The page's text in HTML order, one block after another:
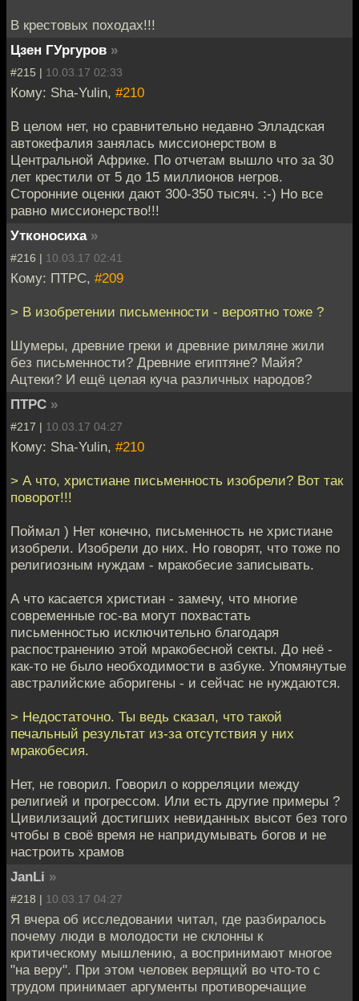
В крестовых походах!!!
Цзен ГУргуров »
#215 | 10.03.17 02:33
Кому: Sha-Yulin, #210
В целом нет, но сравнительно недавно Элладская
автокефалия занялась миссионерством в
Центральной Африке. По отчетам вышло что за 30
лет крестили от 5 до 15 миллионов негров.
Сторонние оценки дают 300-350 тысяч. :-) Но все
равно миссионерство!!!
Утконосиха »
#216 | 10.03.17 02:41
Кому: ПТРС, #209
> В изобретении письменности - вероятно тоже ?
Шумеры, древние греки и древние римляне жили
без письменности? Древние египтяне? Майя?
Ацтеки? И ещё целая куча различных народов?
ПТРС »
#217 | 10.03.17 04:27
Кому: Sha-Yulin, #210
> А что, христиане письменность изобрели? Вот так
поворот!!!
Поймал ) Нет конечно, письменность не христиане
изобрели. Изобрели до них. Но говорят, что тоже по
религиозным нуждам - мракобесие записывать.
А что касается христиан - замечу, что многие
современные гос-ва могут похвастать
письменностью исключительно благодаря
распостранению этой мракобесной секты. До неё -
как-то не было необходимости в азбуке. Упомянутые
австралийские аборигены - и сейчас не нуждаются.
> Недостаточно. Ты ведь сказал, что такой
печальный результат из-за отсутствия у них
мракобесия.
Нет, не говорил. Говорил о корреляции между
религией и прогрессом. Или есть другие примеры ?
Цивилизаций достигших невиданных высот без того
чтобы в своё время не напридумывать богов и не
настроить храмов
JanLi »
#218 | 10.03.17 04:27
Я вчера об исследовании читал, где разбиралось
почему люди в молодости не склонны к
критическому мышлению, а воспринимают многое
"на веру". При этом человек верящий во что-то с
трудом принимает аргументы противоречащие